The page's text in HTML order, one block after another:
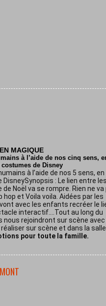
MAGIQUE
à l’aide de nos cinq sens,
de Disney
à l’aide de nos 5 sens, en
: Le lien entre les
Noël va se rompre. Rien ne va
et Voila voila. Aidées par les
avec les enfants recréer le
interactif.…Tout au long du
rejoindront sur scène avec
sur scène et dans la salle.
pour toute la famille.